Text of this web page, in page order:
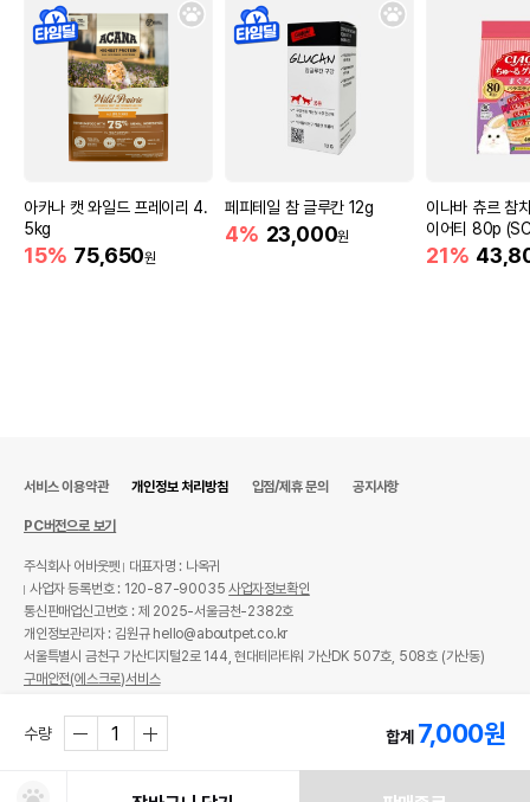
아카나 캣 와일드 프레이리 4.
5kg
15% 75,650원
페피테일 참 글루칸 12g
4% 23,000원
이나바 츄르 참
이어티 80p
21%
수량 합계 7,000원
서비스 이용약관 개인정보 처리방침 입점/제휴 문의 공지사항
PC버전으로 보기
주식회사 어바웃펫
대표자명 : 나옥귀
사업자 등록번호 : 120-87-90035사업자정보확인
통신판매업신고번호 : 제 2025-서울금천-2382호
개인정보관리자 : 김원규 hello@aboutpet.co.kr
서울특별시 금천구 가산디지털2로 144, 현대테라타워 가산DK 507호, 508호 (가산동)
구매안전(에스크로)서비스